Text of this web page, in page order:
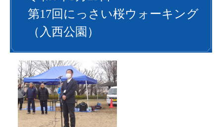
第17回にっさい桜ウォーキング
（入西公園）